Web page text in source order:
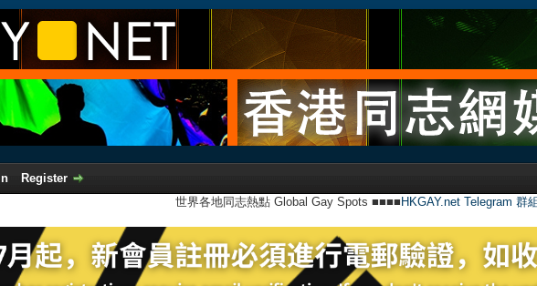
Register
世界各地同志熱點 Global Gay Spots ■■■■ HKGAY.net Telegram 群組